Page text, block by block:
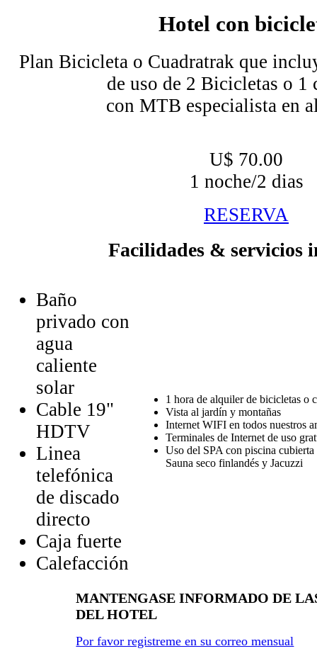
Hotel con
Plan Bicicleta o Cuadratrak que
de uso de 2 Bicicletas o 1
con MTB especialista en
U$ 70.00
1 noche/2 dias
RESERVA
Facilidades & servicios
Baño
privado con
agua
caliente
solar
Cable 19"
HDTV
Linea
telefónica
de discado
directo
Caja fuerte
Calefacción
1 hora de alquiler de bicicletas o
Vista al jardín y montañas
Internet WIFI en todos nuestros
Terminales de Internet de uso
Uso del SPA con piscina cubierta
Sauna seco finlandés y Jacuzzi
MANTENGASE INFORMADO DE
DEL HOTEL
Por favor registreme en su correo mensual